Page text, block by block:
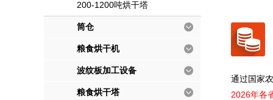
200-1200吨烘干塔
筒仓
粮食烘干机
波纹板加工设备
粮食烘干塔
通过国家
2026年各